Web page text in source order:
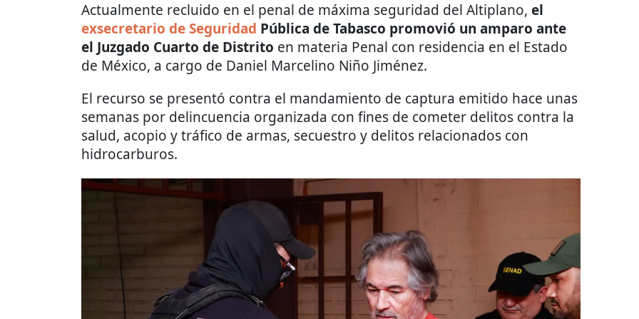
Actualmente recluido en el penal de máxima seguridad del Altiplano, el
exsecretario de Seguridad Pública de Tabasco promovió un amparo ante
el Juzgado Cuarto de Distrito en materia Penal con residencia en el Estado
de México, a cargo de Daniel Marcelino Niño Jiménez.
El recurso se presentó contra el mandamiento de captura emitido hace unas
semanas por delincuencia organizada con fines de cometer delitos contra la
salud, acopio y tráfico de armas, secuestro y delitos relacionados con
hidrocarburos.